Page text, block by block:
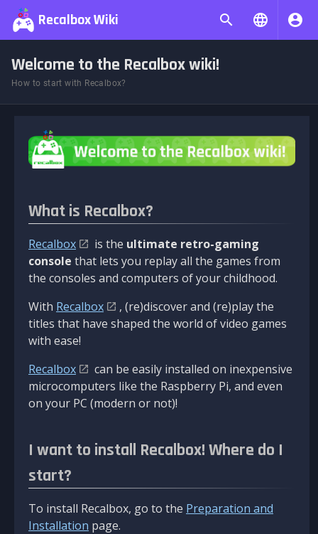
Recalbox Wiki
Welcome to the Recalbox wiki!
How to start with Recalbox?
What is Recalbox?
Recalbox is the ultimate retro-gaming
console that lets you replay all the games from
the consoles and computers of your childhood.
With Recalbox
, (re)discover and (re)play the
titles that have shaped the world of video games
with ease!
Recalbox
can be easily installed on inexpensive
microcomputers like the Raspberry Pi, and even
on your PC (modern or not)!
I want to install Recalbox! Where do I
start?
To install Recalbox, go to the Preparation and
Installation page.